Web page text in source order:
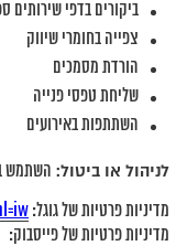
ביקורים בדפי שירותים
צפייה בחומרי שיווק
הורדת מסמכים
שליחת טפסי פנייה
השתתפות באירועים
לניהול או ביטול: השתמש
מדיניות פרטיות של גוגל:
מדיניות פרטיות של פייסבוק: